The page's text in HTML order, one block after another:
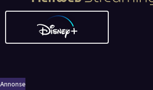
Annonse